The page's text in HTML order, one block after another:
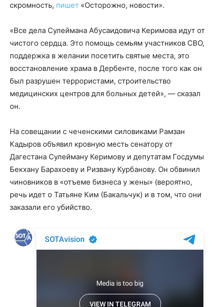
скромность, пишет «Осторожно, новости».
«Все дела Сулеймана Абусаидовича Керимова идут от
чистого сердца. Это помощь семьям участников СВО,
поддержка в желании посетить святые места, это
восстановление храма в Дербенте, после того как он
был разрушен террористами, строительство
медицинских центров для больных детей», — сказал
он.
На совещании с чеченскими силовиками Рамзан
Кадыров объявил кровную месть сенатору от
Дагестана Сулейману Керимову и депутатам Госдумы
Бекхану Барахоеву и Ризвану Курбанову. Он обвинил
чиновников в «отъеме бизнеса у жены» (вероятно,
речь идет о Татьяне Ким (Бакальчук) и в том, что они
заказали его убийство.